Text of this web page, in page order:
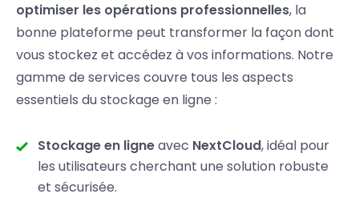
optimiser les opérations professionnelles, la
bonne plateforme peut transformer la façon dont
vous stockez et accédez à vos informations. Notre
gamme de services couvre tous les aspects
essentiels du stockage en ligne :
Stockage en ligneavec NextCloud, idéal pour
les utilisateurs cherchant une solution robuste
et sécurisée.